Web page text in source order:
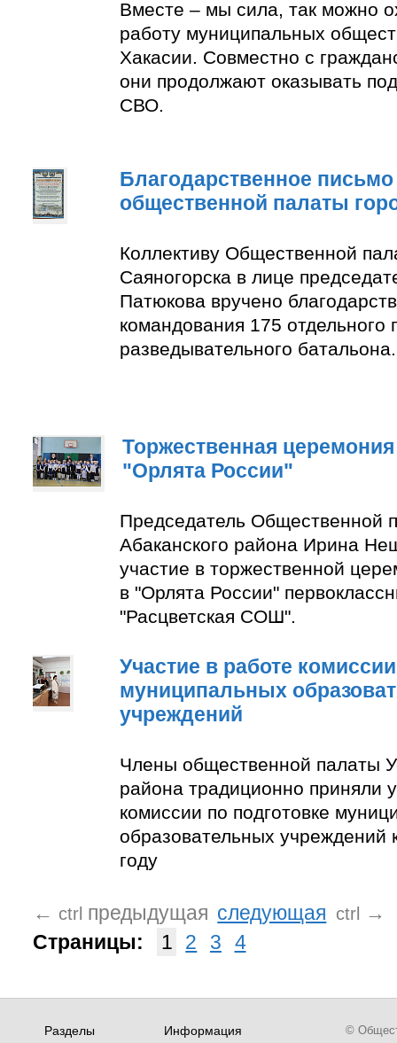
Вместе – мы сила, так можно
работу муниципальных
Хакасии. Совместно с
они продолжают оказывать
СВО.
Благодарственное письмо
общественной палаты
Коллективу Общественной
Саяногорска в лице
Патюкова вручено
командования 175 отдельного
разведывательного батальона.
Торжественная
"Орлята России"
Председатель Общественной
Абаканского района Ирина
участие в торжественной
в "Орлята России"
"Расцветская СОШ".
Участие в работе
муниципальных
учреждений
Члены общественной палаты
района традиционно приняли
комиссии по подготовке
образовательных учреждений
году
← ctrl предыдущая следующая ctrl
→
Страницы:
1 2 3 4
Разделы Информация ©